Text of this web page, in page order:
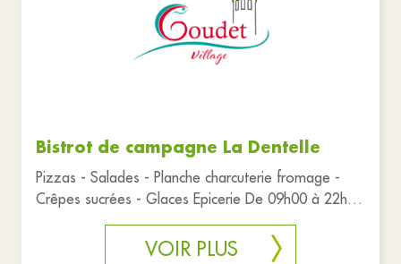
Bistrot de campagne La Dentelle
Pizzas - Salades - Planche charcuterie fromage -
Crêpes sucrées - Glaces Epicerie De 09h00 à 22h00
VOIR PLUS